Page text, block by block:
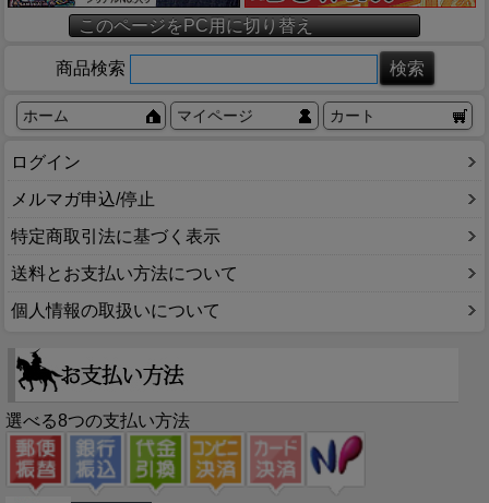
このページをPC用に切り替え
商品検索
ホーム マイページ カート
ログイン
メルマガ申込/停止
特定商取引法に基づく表示
送料とお支払い方法について
個人情報の取扱いについて
選べる8つの支払い方法